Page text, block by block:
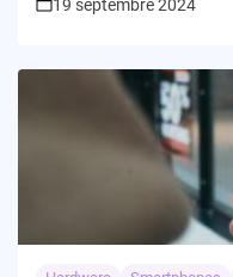
19 septembre 2024